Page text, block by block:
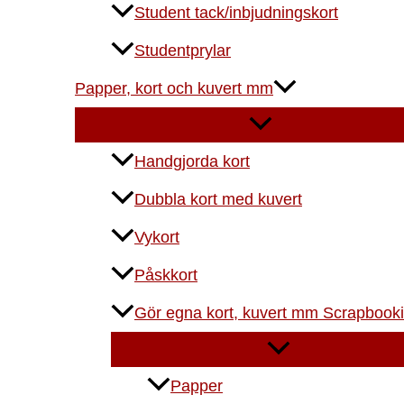
Student tack/inbjudningskort
Studentprylar
Papper, kort och kuvert mm
Handgjorda kort
Dubbla kort med kuvert
Vykort
Påskkort
Gör egna kort, kuvert mm
Papper